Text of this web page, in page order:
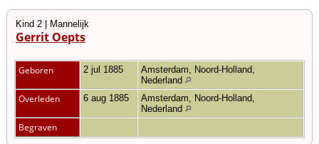
Kind 2 | Mannelijk
Gerrit Oepts
Geboren 2 jul 1885
Amsterdam, Noord-Holland,
Nederland
Overleden 6 aug 1885
Amsterdam, Noord-Holland,
Nederland
Begraven